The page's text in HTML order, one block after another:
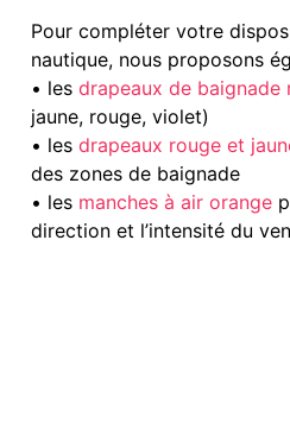
Pour compléter votre
nautique, nous proposons
• les drapeaux de baignade
jaune, rouge, violet)
• les drapeaux rouge et
des zones de baignade
• les manches à air orange
direction et l’intensité du